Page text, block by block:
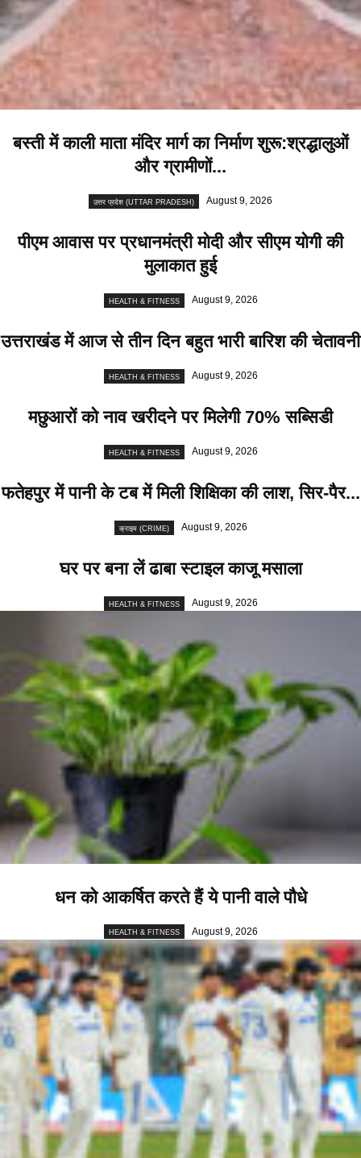
बस्ती में काली माता मंदिर मार्ग का निर्माण शुरू:श्रद्धालुओं
और ग्रामीणों...
उत्तर प्रदेश (UTTAR PRADESH) August 9, 2026
पीएम आवास पर प्रधानमंत्री मोदी और सीएम योगी की
मुलाकात हुई
HEALTH & FITNESS August 9, 2026
उत्तराखंड में आज से तीन दिन बहुत भारी बारिश की चेतावनी
HEALTH & FITNESS August 9, 2026
मछुआरों को नाव खरीदने पर मिलेगी 70% सब्सिडी
HEALTH & FITNESS August 9, 2026
फतेहपुर में पानी के टब में मिली शिक्षिका की लाश, सिर-पैर...
क्राइम (CRIME) August 9, 2026
घर पर बना लें ढाबा स्टाइल काजू मसाला
HEALTH & FITNESS August 9, 2026
धन को आकर्षित करते हैं ये पानी वाले पौधे
HEALTH & FITNESS August 9, 2026